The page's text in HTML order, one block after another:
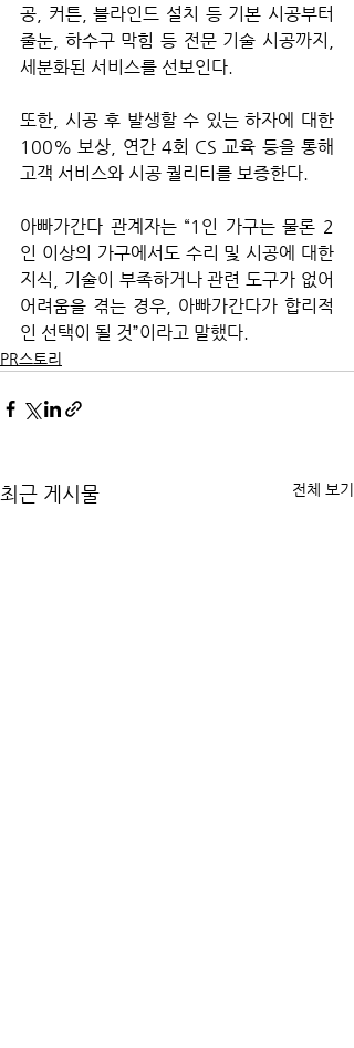
공, 커튼, 블라인드 설치 등 기본 시공부터
줄눈, 하수구 막힘 등 전문 기술 시공까지,
세분화된 서비스를 선보인다.
또한, 시공 후 발생할 수 있는 하자에 대한
100% 보상, 연간 4회 CS 교육 등을 통해
고객 서비스와 시공 퀄리티를 보증한다.
아빠가간다 관계자는 “1인 가구는 물론 2
인 이상의 가구에서도 수리 및 시공에 대한
지식, 기술이 부족하거나 관련 도구가 없어
어려움을 겪는 경우, 아빠가간다가 합리적
인 선택이 될 것”이라고 말했다.
PR스토리
최근 게시물 전체 보기